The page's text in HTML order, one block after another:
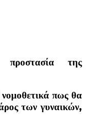
της
νομοθετικά πως θα
των γυναικών,